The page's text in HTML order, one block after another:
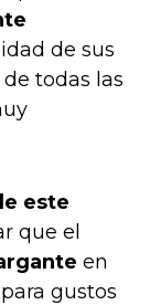
de sus
todas las
este
que el
en
gustos